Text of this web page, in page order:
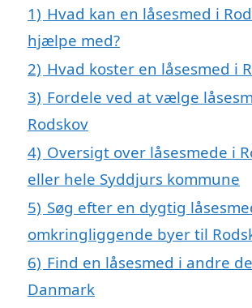
1) Hvad kan en låsesmed i
hjælpe med?
2) Hvad koster en låsesmed i
3) Fordele ved at vælge
Rodskov
4) Oversigt over låsesmede i
eller hele Syddjurs kommune
5) Søg efter en dygtig
omkringliggende byer til
6) Find en låsesmed i andre
Danmark